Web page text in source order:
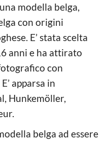
modella belga,
con origini
E’ stata scelta
anni e ha attirato
con
apparsa in
Hunkemöller,
belga ad essere